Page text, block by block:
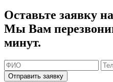
Оставьте заявку
Мы Вам
минут.
Отправить заявку